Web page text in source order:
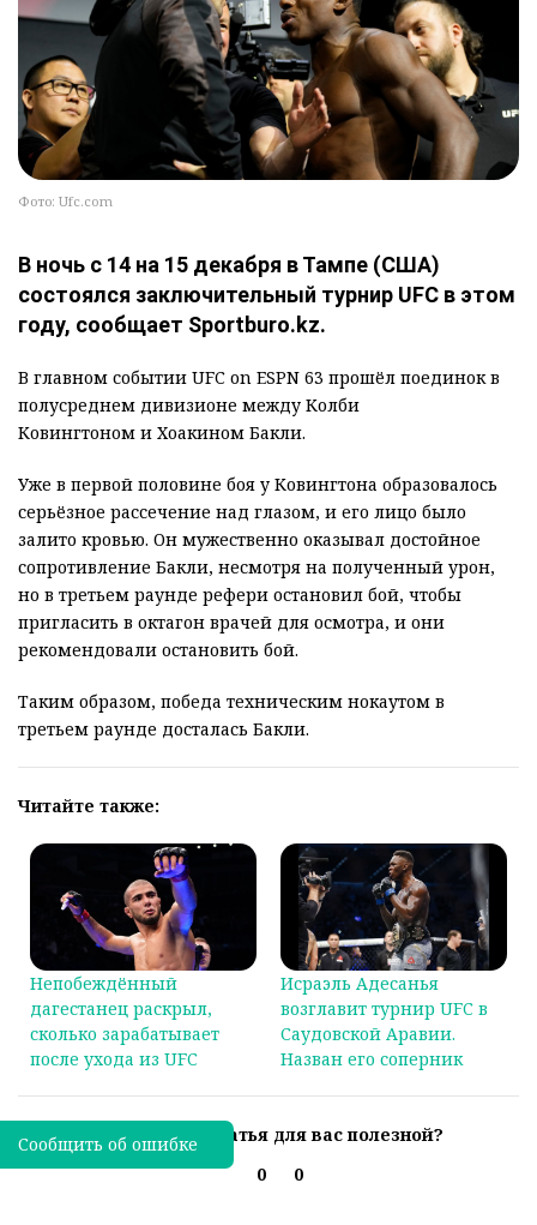
Фото: Ufc.com
В ночь с 14 на 15 декабря в Тампе (США)
состоялся заключительный турнир UFC в этом
году, сообщает Sportburo.kz.
В главном событии UFC on ESPN 63 прошёл поединок в
полусреднем дивизионе между Колби
Ковингтоном и Хоакином Бакли.
Уже в первой половине боя у Ковингтона образовалось
серьёзное рассечение над глазом, и его лицо было
залито кровью. Он мужественно оказывал достойное
сопротивление Бакли, несмотря на полученный урон,
но в третьем раунде рефери остановил бой, чтобы
пригласить в октагон врачей для осмотра, и они
рекомендовали остановить бой.
Таким образом, победа техническим нокаутом в
третьем раунде досталась Бакли.
Читайте также:
Непобеждённый
дагестанец раскрыл,
сколько зарабатывает
после ухода из UFC
Исраэль Адесанья
возглавит турнир UFC в
Саудовской Аравии.
Назван его соперник
Была ли эта статья для вас полезной?
0
0
Сообщить об ошибке